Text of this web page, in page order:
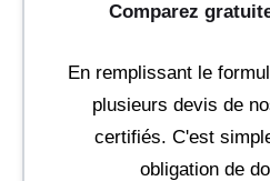
Comparez
En remplissant le
plusieurs devis de
certifiés. C'est
obligation de